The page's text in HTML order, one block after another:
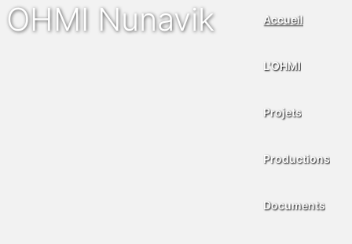
OHMI Nunavik Accueil
L'OHMI
Projets
Productions
Documents